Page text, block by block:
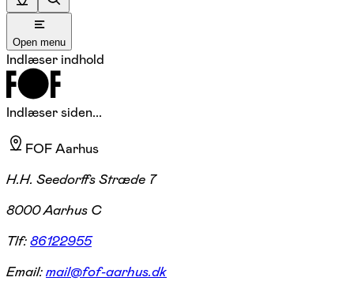
Open menu
Indlæser indhold
Indlæser siden...
FOF Aarhus
H.H. Seedorffs Stræde 7
8000 Aarhus C
Tlf:86122955
Email:mail@fof-aarhus.dk